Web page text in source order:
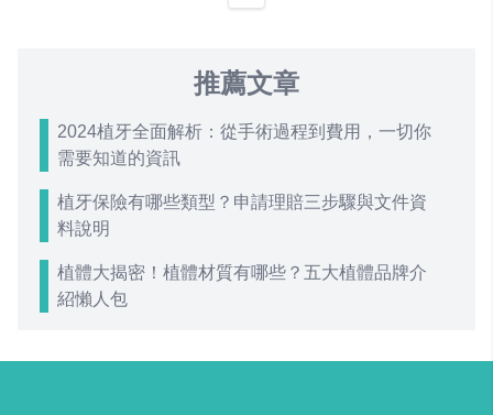
推薦文章
2024植牙全面解析：從手術過程到費用，一切你
需要知道的資訊
植牙保險有哪些類型？申請理賠三步驟與文件資
料說明
植體大揭密！植體材質有哪些？五大植體品牌介
紹懶人包